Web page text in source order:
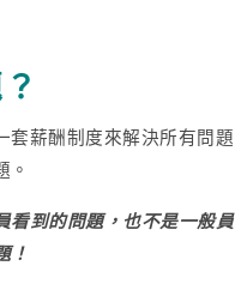
套薪酬制度來解決所有問題
。
看到的問題，也不是一般員
！